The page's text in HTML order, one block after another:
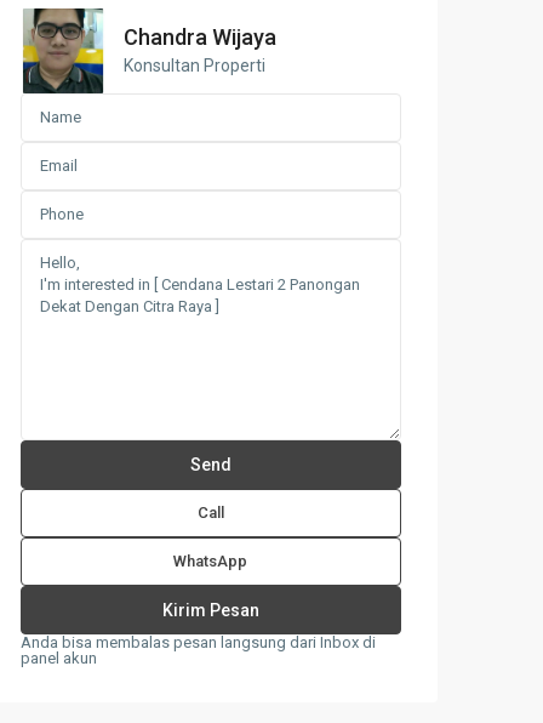
Chandra Wijaya
Konsultan Properti
Call
WhatsApp
Anda bisa membalas pesan langsung dari Inbox di
panel akun